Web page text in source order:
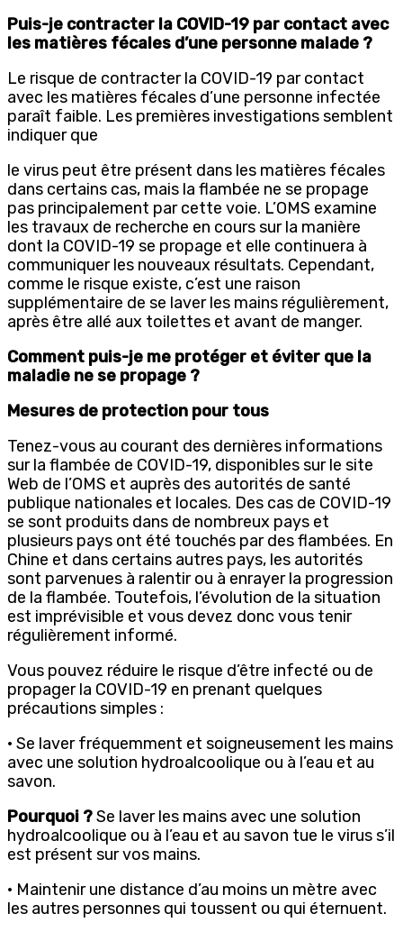
Puis-je contracter la COVID-19 par contact avec
les matières fécales d’une personne malade ?
Le risque de contracter la COVID-19 par contact
avec les matières fécales d’une personne infectée
paraît faible. Les premières investigations semblent
indiquer que
le virus peut être présent dans les matières fécales
dans certains cas, mais la flambée ne se propage
pas principalement par cette voie. L’OMS examine
les travaux de recherche en cours sur la manière
dont la COVID-19 se propage et elle continuera à
communiquer les nouveaux résultats. Cependant,
comme le risque existe, c’est une raison
supplémentaire de se laver les mains régulièrement,
après être allé aux toilettes et avant de manger.
Comment puis-je me protéger et éviter que la
maladie ne se propage ?
Mesures de protection pour tous
Tenez-vous au courant des dernières informations
sur la flambée de COVID-19, disponibles sur le site
Web de l’OMS et auprès des autorités de santé
publique nationales et locales. Des cas de COVID-19
se sont produits dans de nombreux pays et
plusieurs pays ont été touchés par des flambées. En
Chine et dans certains autres pays, les autorités
sont parvenues à ralentir ou à enrayer la progression
de la flambée. Toutefois, l’évolution de la situation
est imprévisible et vous devez donc vous tenir
régulièrement informé.
Vous pouvez réduire le risque d’être infecté ou de
propager la COVID-19 en prenant quelques
précautions simples :
· Se laver fréquemment et soigneusement les mains
avec une solution hydroalcoolique ou à l’eau et au
savon.
Pourquoi ?Se laver les mains avec une solution
hydroalcoolique ou à l’eau et au savon tue le virus s’il
est présent sur vos mains.
· Maintenir une distance d’au moins un mètre avec
les autres personnes qui toussent ou qui éternuent.